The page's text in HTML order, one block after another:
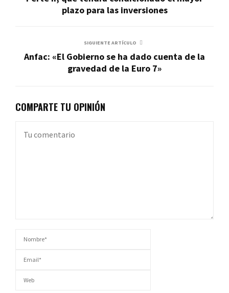
plazo para las inversiones
SIGUIENTE ARTÍCULO
Anfac: «El Gobierno se ha dado cuenta de la
gravedad de la Euro 7»
COMPARTE TU OPINIÓN